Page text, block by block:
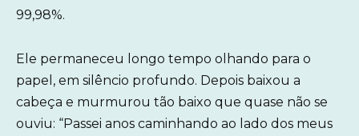
99,98%.
Ele permaneceu longo tempo olhando para o
papel, em silêncio profundo. Depois baixou a
cabeça e murmurou tão baixo que quase não se
ouviu: “Passei anos caminhando ao lado dos meus